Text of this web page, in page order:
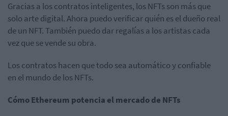
Gracias a los contratos inteligentes, los NFTs son más que
solo arte digital. Ahora puedo verificar quién es el dueño real
de un NFT. También puedo dar regalías a los artistas cada
vez que se vende su obra.
Los contratos hacen que todo sea automático y confiable
en el mundo de los NFTs.
Cómo Ethereum potencia el mercado de NFTs